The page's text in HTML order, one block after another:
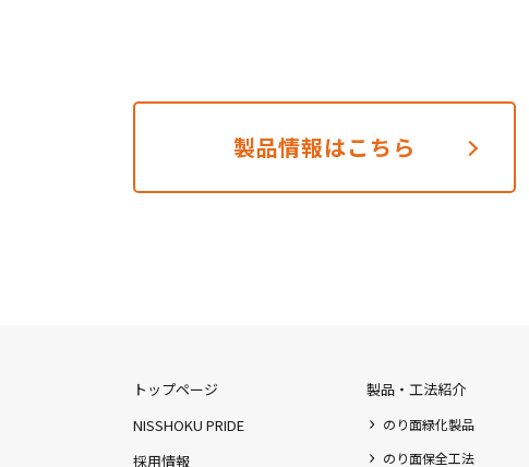
製品情報はこちら
トップページ
NISSHOKU PRIDE
採用情報
製品・工法紹介
のり面緑化製品
のり面保全工法